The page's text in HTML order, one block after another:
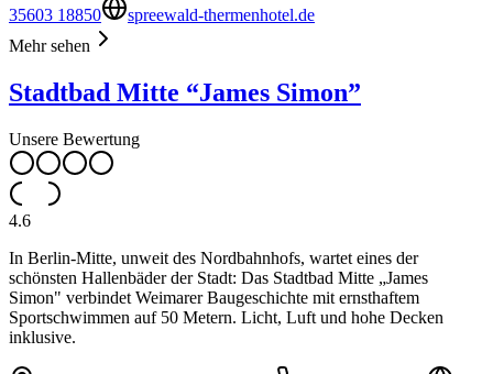
35603 18850
spreewald-thermenhotel.de
Mehr sehen
Stadtbad Mitte “James Simon”
Unsere Bewertung
4.6
In Berlin-Mitte, unweit des Nordbahnhofs, wartet eines der
schönsten Hallenbäder der Stadt: Das Stadtbad Mitte „James
Simon" verbindet Weimarer Baugeschichte mit ernsthaftem
Sportschwimmen auf 50 Metern. Licht, Luft und hohe Decken
inklusive.